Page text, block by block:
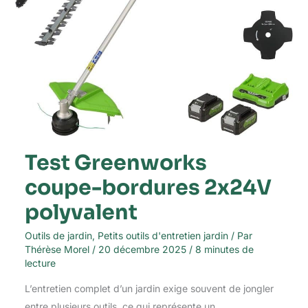
Test Greenworks
coupe-bordures 2x24V
polyvalent
Outils de jardin, Petits outils d'entretien jardin/ Par
Thérèse Morel / 20 décembre 2025 / 8 minutes de
lecture
L’entretien complet d’un jardin exige souvent de jongler